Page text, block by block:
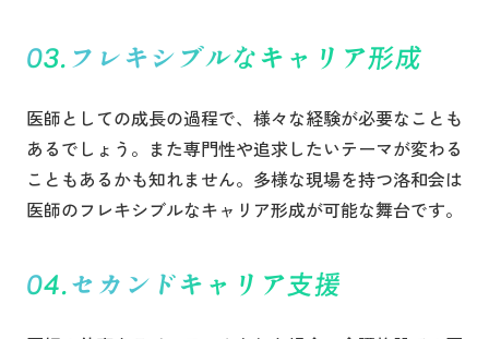
フレキシブルなキャリア形成
医師としての成長の過程で、様々な経験が必要なことも
あるでしょう。また専門性や追求したいテーマが変わる
こともあるかも知れません。多様な現場を持つ洛和会は
医師のフレキシブルなキャリア形成が可能な舞台です。
セカンドキャリア支援